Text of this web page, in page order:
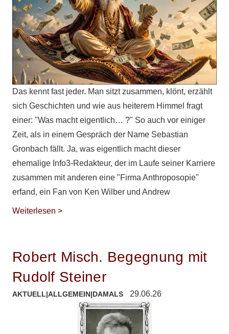
Das kennt fast jeder. Man sitzt zusammen, klönt, erzählt
sich Geschichten und wie aus heiterem Himmel fragt
einer: "Was macht eigentlich… ?" So auch vor einiger
Zeit, als in einem Gespräch der Name Sebastian
Gronbach fällt. Ja, was eigentlich macht dieser
ehemalige Info3-Redakteur, der im Laufe seiner Karriere
zusammen mit anderen eine "Firma Anthroposopie"
erfand, ein Fan von Ken Wilber und Andrew
Weiterlesen >
Robert Misch. Begegnung mit
Rudolf Steiner
AKTUELL|ALLGEMEIN|DAMALS 29.06.26